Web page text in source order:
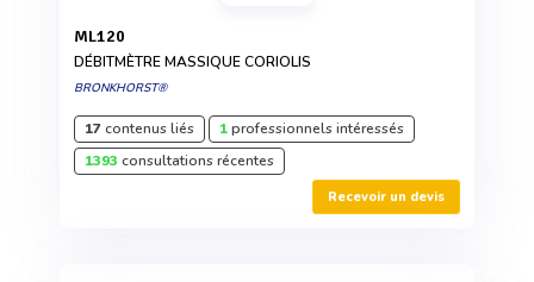
ML120
DÉBITMÈTRE MASSIQUE CORIOLIS
BRONKHORST®
17contenus liés 1professionnels intéressés
1393 consultations récentes
Recevoir un devis